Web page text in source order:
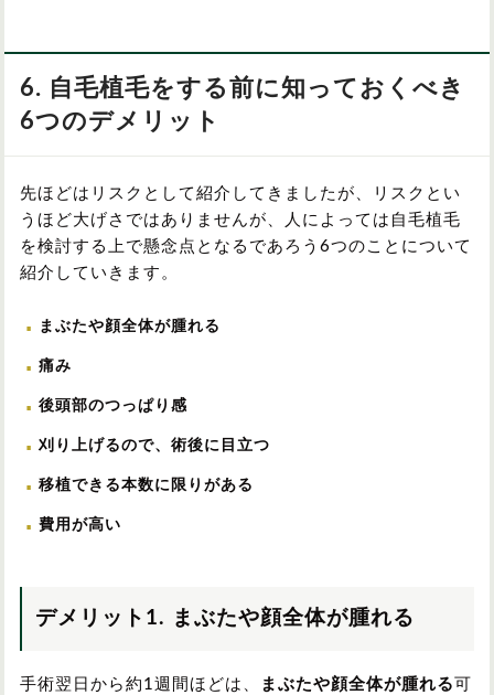
6. 自毛植毛をする前に知っておくべき
6つのデメリット
先ほどはリスクとして紹介してきましたが、リスクとい
うほど大げさではありませんが、人によっては自毛植毛
を検討する上で懸念点となるであろう6つのことについて
紹介していきます。
まぶたや顔全体が腫れる
痛み
後頭部のつっぱり感
刈り上げるので、術後に目立つ
移植できる本数に限りがある
費用が高い
デメリット1. まぶたや顔全体が腫れる
手術翌日から約1週間ほどは、 まぶたや顔全体が腫れる 可